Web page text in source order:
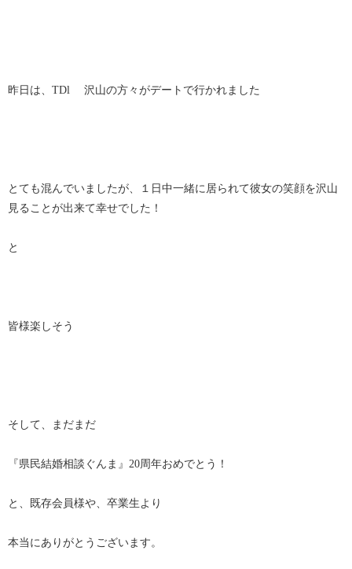
昨日は、TDl 沢山の方々がデートで行かれました
とても混んでいましたが、１日中一緒に居られて彼女の笑顔を沢山
見ることが出来て幸せでした！
と
皆様楽しそう
そして、まだまだ
『県民結婚相談ぐんま』20周年おめでとう！
と、既存会員様や、卒業生より
本当にありがとうございます。